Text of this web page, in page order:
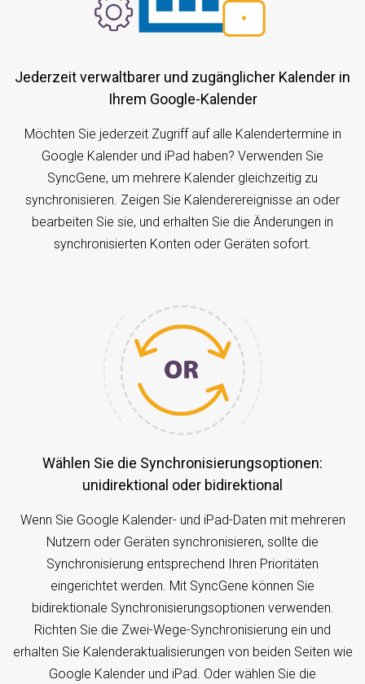
Jederzeit verwaltbarer und zugänglicher Kalender in
Ihrem Google-Kalender
Möchten Sie jederzeit Zugriff auf alle Kalendertermine in
Google Kalender und iPad haben? Verwenden Sie
SyncGene, um mehrere Kalender gleichzeitig zu
synchronisieren. Zeigen Sie Kalenderereignisse an oder
bearbeiten Sie sie, und erhalten Sie die Änderungen in
synchronisierten Konten oder Geräten sofort.
Wählen Sie die Synchronisierungsoptionen:
unidirektional oder bidirektional
Wenn Sie Google Kalender- und iPad-Daten mit mehreren
Nutzern oder Geräten synchronisieren, sollte die
Synchronisierung entsprechend Ihren Prioritäten
eingerichtet werden. Mit SyncGene können Sie
bidirektionale Synchronisierungsoptionen verwenden.
Richten Sie die Zwei-Wege-Synchronisierung ein und
erhalten Sie Kalenderaktualisierungen von beiden Seiten wie
Google Kalender und iPad. Oder wählen Sie die